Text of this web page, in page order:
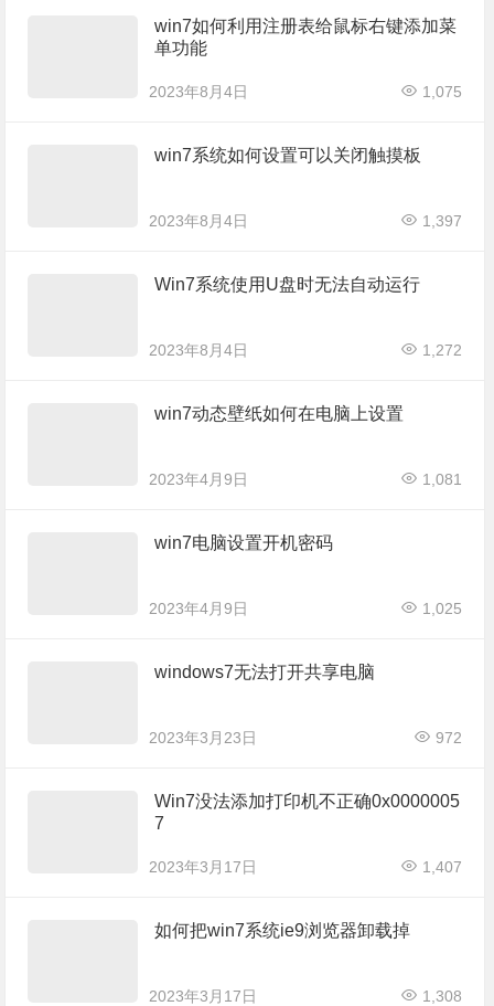
win7如何利用注册表给鼠标右键添加菜
单功能
2023年8月4日 1,075
win7系统如何设置可以关闭触摸板
2023年8月4日 1,397
Win7系统使用U盘时无法自动运行
2023年8月4日 1,272
win7动态壁纸如何在电脑上设置
2023年4月9日 1,081
win7电脑设置开机密码
2023年4月9日 1,025
windows7无法打开共享电脑
2023年3月23日 972
Win7没法添加打印机不正确0x0000005
7
2023年3月17日 1,407
如何把win7系统ie9浏览器卸载掉
2023年3月17日 1,308